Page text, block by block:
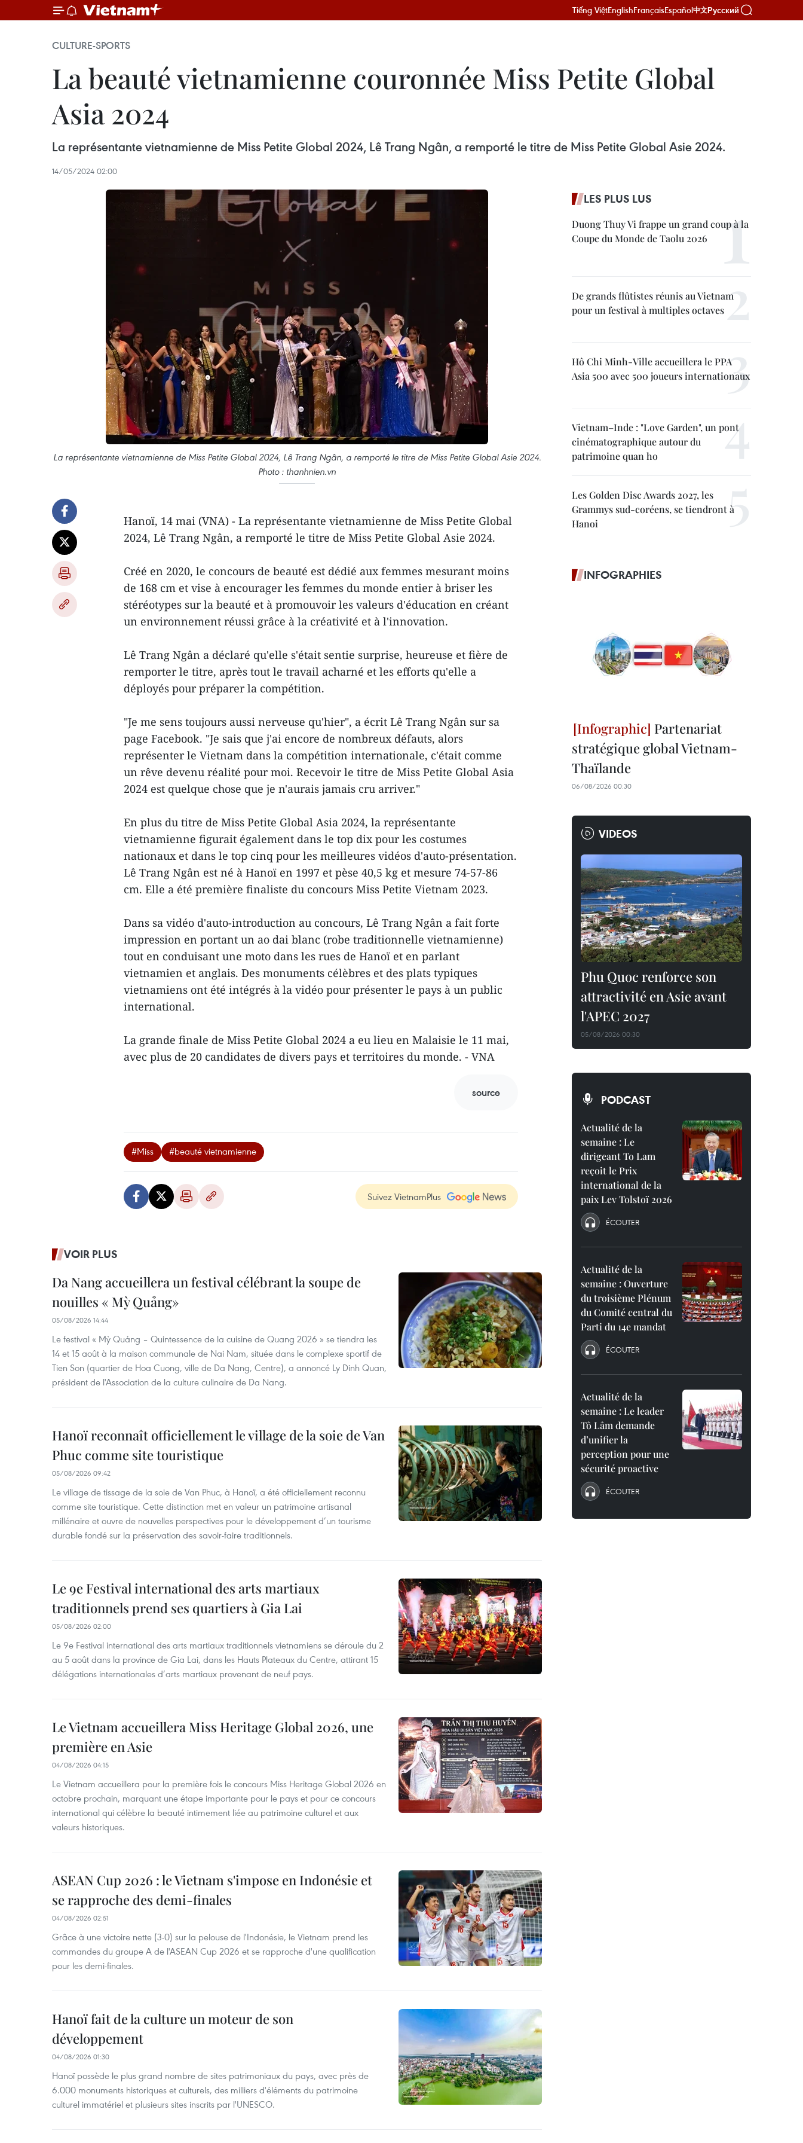
Tiếng ViệtEnglishFrançaisEspañol中文Русский
CULTURE-SPORTS
La beauté vietnamienne couronnée Miss Petite Global
Asia 2024
La représentante vietnamienne de Miss Petite Global 2024, Lê Trang Ngân, a remporté le titre de Miss Petite Global Asie 2024.
14/05/2024 02:00
La représentante vietnamienne de Miss Petite Global 2024, Lê Trang Ngân, a remporté le titre de Miss Petite Global Asie 2024.
Photo : thanhnien.vn
Hanoï, 14 mai (VNA) - La représentante vietnamienne de Miss Petite Global
2024, Lê Trang Ngân, a remporté le titre de Miss Petite Global Asie 2024.
Créé en 2020, le concours de beauté est dédié aux femmes mesurant moins
de 168 cm et vise à encourager les femmes du monde entier à briser les
stéréotypes sur la beauté et à promouvoir les valeurs d'éducation en créant
un environnement réussi grâce à la créativité et à l'innovation.
Lê Trang Ngân a déclaré qu'elle s'était sentie surprise, heureuse et fière de
remporter le titre, après tout le travail acharné et les efforts qu'elle a
déployés pour préparer la compétition.
"Je me sens toujours aussi nerveuse qu'hier", a écrit Lê Trang Ngân sur sa
page Facebook. "Je sais que j'ai encore de nombreux défauts, alors
représenter le Vietnam dans la compétition internationale, c'était comme
un rêve devenu réalité pour moi. Recevoir le titre de Miss Petite Global Asia
2024 est quelque chose que je n'aurais jamais cru arriver."
En plus du titre de Miss Petite Global Asia 2024, la représentante
vietnamienne figurait également dans le top dix pour les costumes
nationaux et dans le top cinq pour les meilleures vidéos d'auto-présentation.
Lê Trang Ngân est né à Hanoï en 1997 et pèse 40,5 kg et mesure 74-57-86
cm. Elle a été première finaliste du concours Miss Petite Vietnam 2023.
Dans sa vidéo d'auto-introduction au concours, Lê Trang Ngân a fait forte
impression en portant un ao dai blanc (robe traditionnelle vietnamienne)
tout en conduisant une moto dans les rues de Hanoï et en parlant
vietnamien et anglais. Des monuments célèbres et des plats typiques
vietnamiens ont été intégrés à la vidéo pour présenter le pays à un public
international.
La grande finale de Miss Petite Global 2024 a eu lieu en Malaisie le 11 mai,
avec plus de 20 candidates de divers pays et territoires du monde. - VNA
source
#Miss #beauté vietnamienne
Suivez VietnamPlus
VOIR PLUS
Da Nang accueillera un festival célébrant la soupe de
nouilles « Mỳ Quảng»
05/08/2026 14:44
Le festival « Mỳ Quảng – Quintessence de la cuisine de Quang 2026 » se tiendra les
14 et 15 août à la maison communale de Nai Nam, située dans le complexe sportif de
Tien Son (quartier de Hoa Cuong, ville de Da Nang, Centre), a annoncé Ly Dinh Quan,
président de l'Association de la culture culinaire de Da Nang.
Hanoï reconnaît officiellement le village de la soie de Van
Phuc comme site touristique
05/08/2026 09:42
Le village de tissage de la soie de Van Phuc, à Hanoï, a été officiellement reconnu
comme site touristique. Cette distinction met en valeur un patrimoine artisanal
millénaire et ouvre de nouvelles perspectives pour le développement d’un tourisme
durable fondé sur la préservation des savoir-faire traditionnels.
Le 9e Festival international des arts martiaux
traditionnels prend ses quartiers à Gia Lai
05/08/2026 02:00
Le 9e Festival international des arts martiaux traditionnels vietnamiens se déroule du 2
au 5 août dans la province de Gia Lai, dans les Hauts Plateaux du Centre, attirant 15
délégations internationales d’arts martiaux provenant de neuf pays.
Le Vietnam accueillera Miss Heritage Global 2026, une
première en Asie
04/08/2026 04:15
Le Vietnam accueillera pour la première fois le concours Miss Heritage Global 2026 en
octobre prochain, marquant une étape importante pour le pays et pour ce concours
international qui célèbre la beauté intimement liée au patrimoine culturel et aux
valeurs historiques.
ASEAN Cup 2026 : le Vietnam s'impose en Indonésie et
se rapproche des demi-finales
04/08/2026 02:51
Grâce à une victoire nette (3-0) sur la pelouse de l'Indonésie, le Vietnam prend les
commandes du groupe A de l'ASEAN Cup 2026 et se rapproche d'une qualification
pour les demi-finales.
Hanoï fait de la culture un moteur de son
développement
04/08/2026 01:30
Hanoï possède le plus grand nombre de sites patrimoniaux du pays, avec près de
6.000 monuments historiques et culturels, des milliers d'éléments du patrimoine
culturel immatériel et plusieurs sites inscrits par l'UNESCO.
LES PLUS LUS
Duong Thuy Vi frappe un grand coup à la
Coupe du Monde de Taolu 2026
De grands flûtistes réunis au Vietnam
pour un festival à multiples octaves
Hô Chi Minh-Ville accueillera le PPA
Asia 500 avec 500 joueurs internationaux
Vietnam–Inde : "Love Garden", un pont
cinématographique autour du
patrimoine quan ho
Les Golden Disc Awards 2027, les
Grammys sud-coréens, se tiendront à
Hanoi
INFOGRAPHIES
Partenariat
stratégique global Vietnam-
Thaïlande
06/08/2026 00:30
VIDEOS
Phu Quoc renforce son
attractivité en Asie avant
l'APEC 2027
05/08/2026 00:30
PODCAST
Actualité de la
semaine : Le
dirigeant To Lam
reçoit le Prix
international de la
paix Lev Tolstoï 2026
ÉCOUTER
Actualité de la
semaine : Ouverture
du troisième Plénum
du Comité central du
Parti du 14e mandat
ÉCOUTER
Actualité de la
semaine : Le leader
Tô Lâm demande
d’unifier la
perception pour une
sécurité proactive
ÉCOUTER